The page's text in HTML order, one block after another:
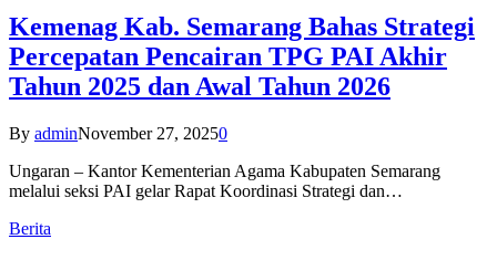
Kemenag Kab. Semarang Bahas Strategi
Percepatan Pencairan TPG PAI Akhir
Tahun 2025 dan Awal Tahun 2026
By adminNovember 27, 20250
Ungaran – Kantor Kementerian Agama Kabupaten Semarang
melalui seksi PAI gelar Rapat Koordinasi Strategi dan…
Berita